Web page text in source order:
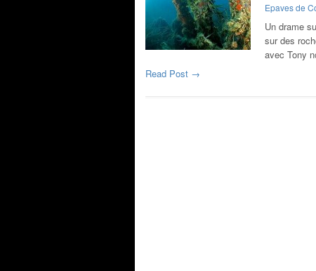
Epaves de
Un drame
sur des
avec Tony
Read Post →